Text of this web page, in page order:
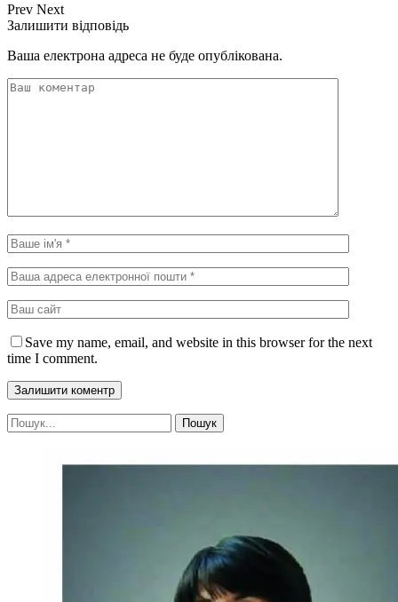
Prev Next
Залишити відповідь
Ваша електрона адреса не буде опублікована.
Save my name, email, and website in this browser for the next
time I comment.